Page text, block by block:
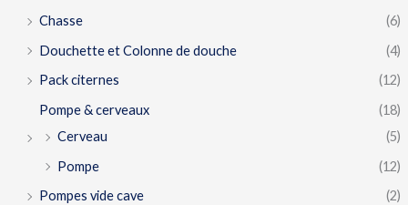
Chasse
(6)
Douchette et Colonne de douche
(4)
Pack citernes
(12)
Pompe & cerveaux
(18)
Cerveau
(5)
Pompe
(12)
Pompes vide cave
(2)